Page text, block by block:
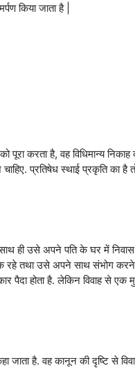
किया जाता है |
को पूरा करता है, वह विधिमान्य
प्रतिषेध स्थाई प्रकृति का है
साथ ही उसे अपने पति के घर में
रहे तथा उसे अपने साथ संभोग करने
होता है. लेकिन विवाह से एक
जाता है. वह कानून की दृष्टि से